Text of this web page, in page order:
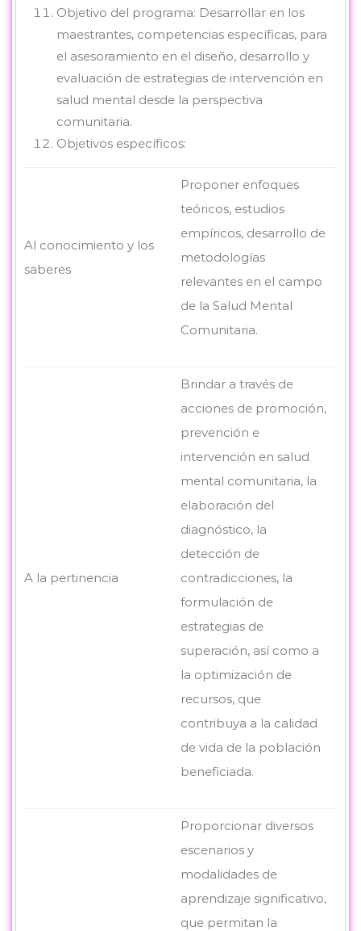
Objetivo del programa: Desarrollar en los
maestrantes, competencias específicas, para
el asesoramiento en el diseño, desarrollo y
evaluación de estrategias de intervención en
salud mental desde la perspectiva
comunitaria.
Objetivos específicos:
Al conocimiento y los
saberes
Proponer enfoques
teóricos, estudios
empíricos, desarrollo de
metodologías
relevantes en el campo
de la Salud Mental
Comunitaria.
A la pertinencia
Brindar a través de
acciones de promoción,
prevención e
intervención en salud
mental comunitaria, la
elaboración del
diagnóstico, la
detección de
contradicciones, la
formulación de
estrategias de
superación, así como a
la optimización de
recursos, que
contribuya a la calidad
de vida de la población
beneficiada.
Proporcionar diversos
escenarios y
modalidades de
aprendizaje significativo,
que permitan la